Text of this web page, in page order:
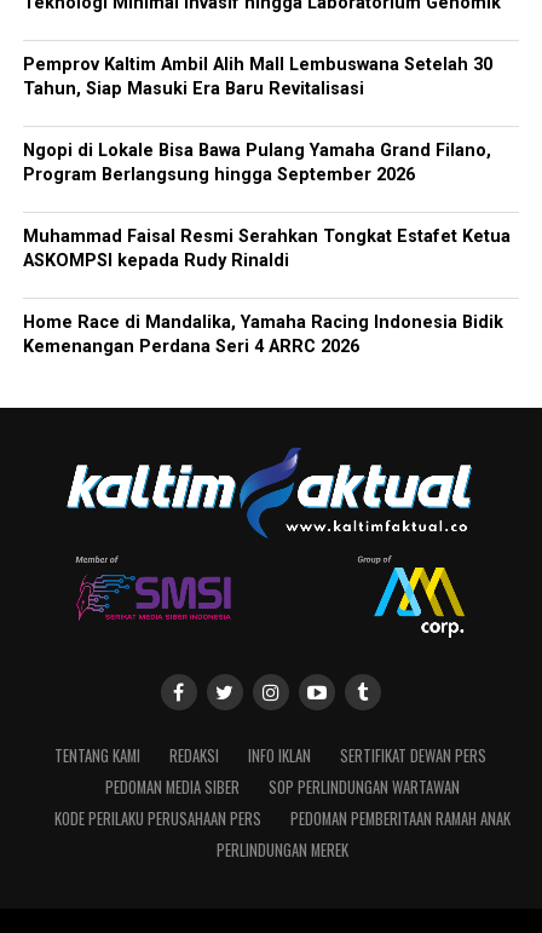
Pemprov Kaltim Ambil Alih Mall Lembuswana Setelah 30
Tahun, Siap Masuki Era Baru Revitalisasi
Ngopi di Lokale Bisa Bawa Pulang Yamaha Grand Filano,
Program Berlangsung hingga September 2026
Muhammad Faisal Resmi Serahkan Tongkat Estafet Ketua
ASKOMPSI kepada Rudy Rinaldi
Home Race di Mandalika, Yamaha Racing Indonesia Bidik
Kemenangan Perdana Seri 4 ARRC 2026
TENTANG KAMI REDAKSI INFO IKLAN
SERTIFIKAT DEWAN PERS
PEDOMAN MEDIA SIBER
SOP PERLINDUNGAN WARTAWAN
KODE PERILAKU PERUSAHAAN PERS
PEDOMAN PEMBERITAAN RAMAH ANAK
PERLINDUNGAN MEREK